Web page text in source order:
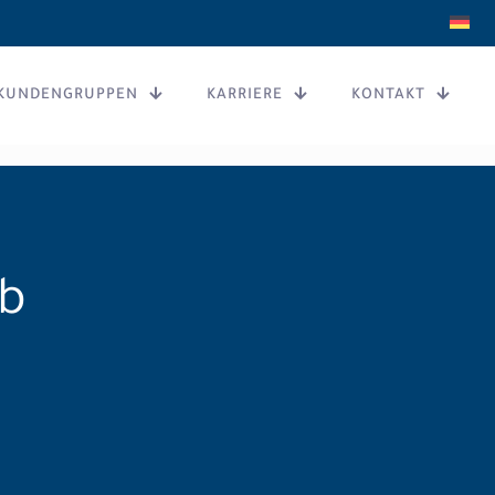
KARRIERE KONTAKT